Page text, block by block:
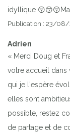
idyllique
Publication : 23/
Adrien
« Merci Doug et
votre accueil
qui je l'espère
elles sont
possible, restez
de partage et de